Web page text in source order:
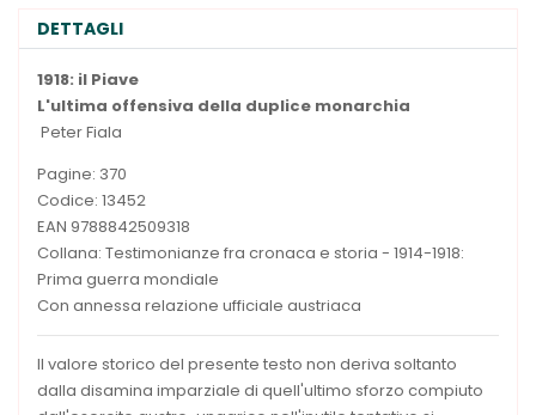
DETTAGLI
1918: il Piave
L'ultima offensiva della duplice monarchia
Peter Fiala
Pagine: 370
Codice: 13452
EAN 9788842509318
Collana: Testimonianze fra cronaca e storia - 1914-1918:
Prima guerra mondiale
Con annessa relazione ufficiale austriaca
Il valore storico del presente testo non deriva soltanto
dalla disamina imparziale di quell'ultimo sforzo compiuto